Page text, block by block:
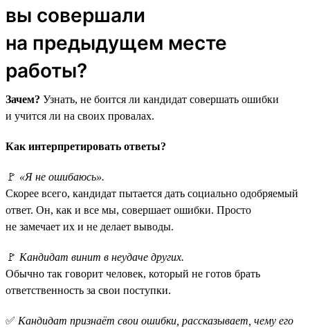
вы совершали
на предыдущем месте
работы?
Зачем? Узнать, не боится ли кандидат совершать ошибки
и учится ли на своих провалах.
Как интерпретировать ответы?
🚩 «Я не ошибаюсь».
Скорее всего, кандидат пытается дать социально одобряемый
ответ. Он, как и все мы, совершает ошибки. Просто
не замечает их и не делает выводы.
🚩 Кандидат винит в неудаче других.
Обычно так говорит человек, который не готов брать
ответственность за свои поступки.
✅ Кандидат признаёт свои ошибки, рассказывает, чему его